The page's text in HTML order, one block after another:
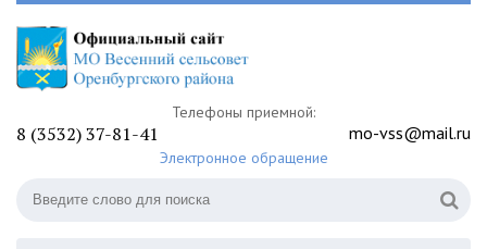
Телефоны приемной:
8 (3532) 37-81-41 mo-vss@mail.ru
Электронное обращение